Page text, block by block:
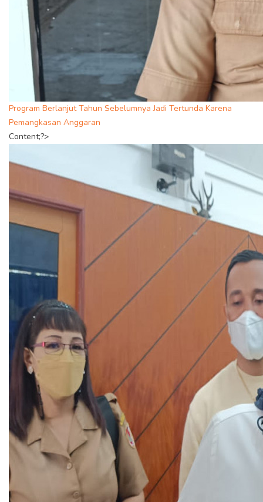
Program Berlanjut Tahun Sebelumnya Jadi Tertunda Karena
Pemangkasan Anggaran
Content;?>